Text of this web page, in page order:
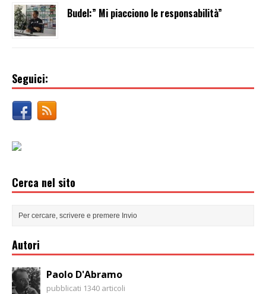
Budel:” Mi piacciono le responsabilità”
Seguici:
Cerca nel sito
Autori
Paolo D'Abramo
pubblicati 1340 articoli